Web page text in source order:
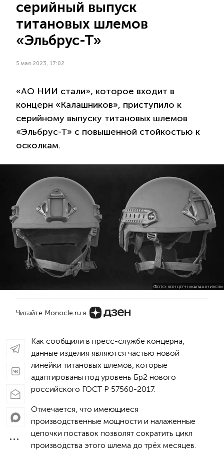
серийный выпуск
титановых шлемов
«Эльбрус-Т»
5 мая 2023, 17:02
«АО НИИ стали», которое входит в
концерн «Калашников», приступило к
серийному выпуску титановых шлемов
«Эльбрус-Т» с повышенной стойкостью к
осколкам.
ФОТО: КОНЦЕРН «КАЛАШНИКОВ»
Читайте Monocle.ru в
Как сообщили в пресс-службе концерна,
данные изделия являются частью новой
линейки титановых шлемов, которые
адаптированы под уровень Бр2 нового
российского ГОСТ Р 57560-2017.
Отмечается, что имеющиеся
производственные мощности и налаженные
цепочки поставок позволят сократить цикл
производства этого шлема до трёх месяцев.